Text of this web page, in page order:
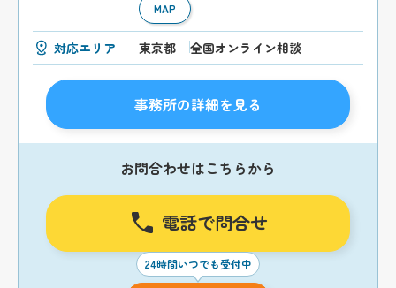
MAP
対応エリア 東京都 全国オンライン相談
事務所の詳細を見る
お問合わせはこちらから
電話で問合せ
24時間いつでも受付中